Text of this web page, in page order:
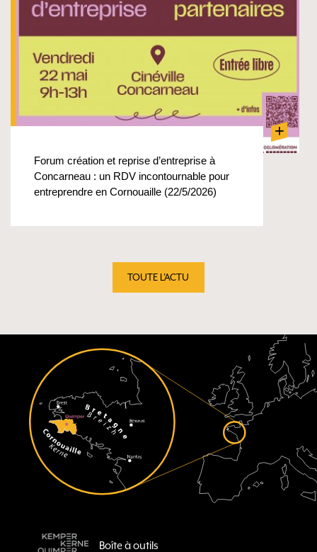
+
Forum création et reprise d’entreprise à
Concarneau : un RDV incontournable pour
entreprendre en Cornouaille (22/5/2026)
TOUTE L'ACTU
Boîte à outils